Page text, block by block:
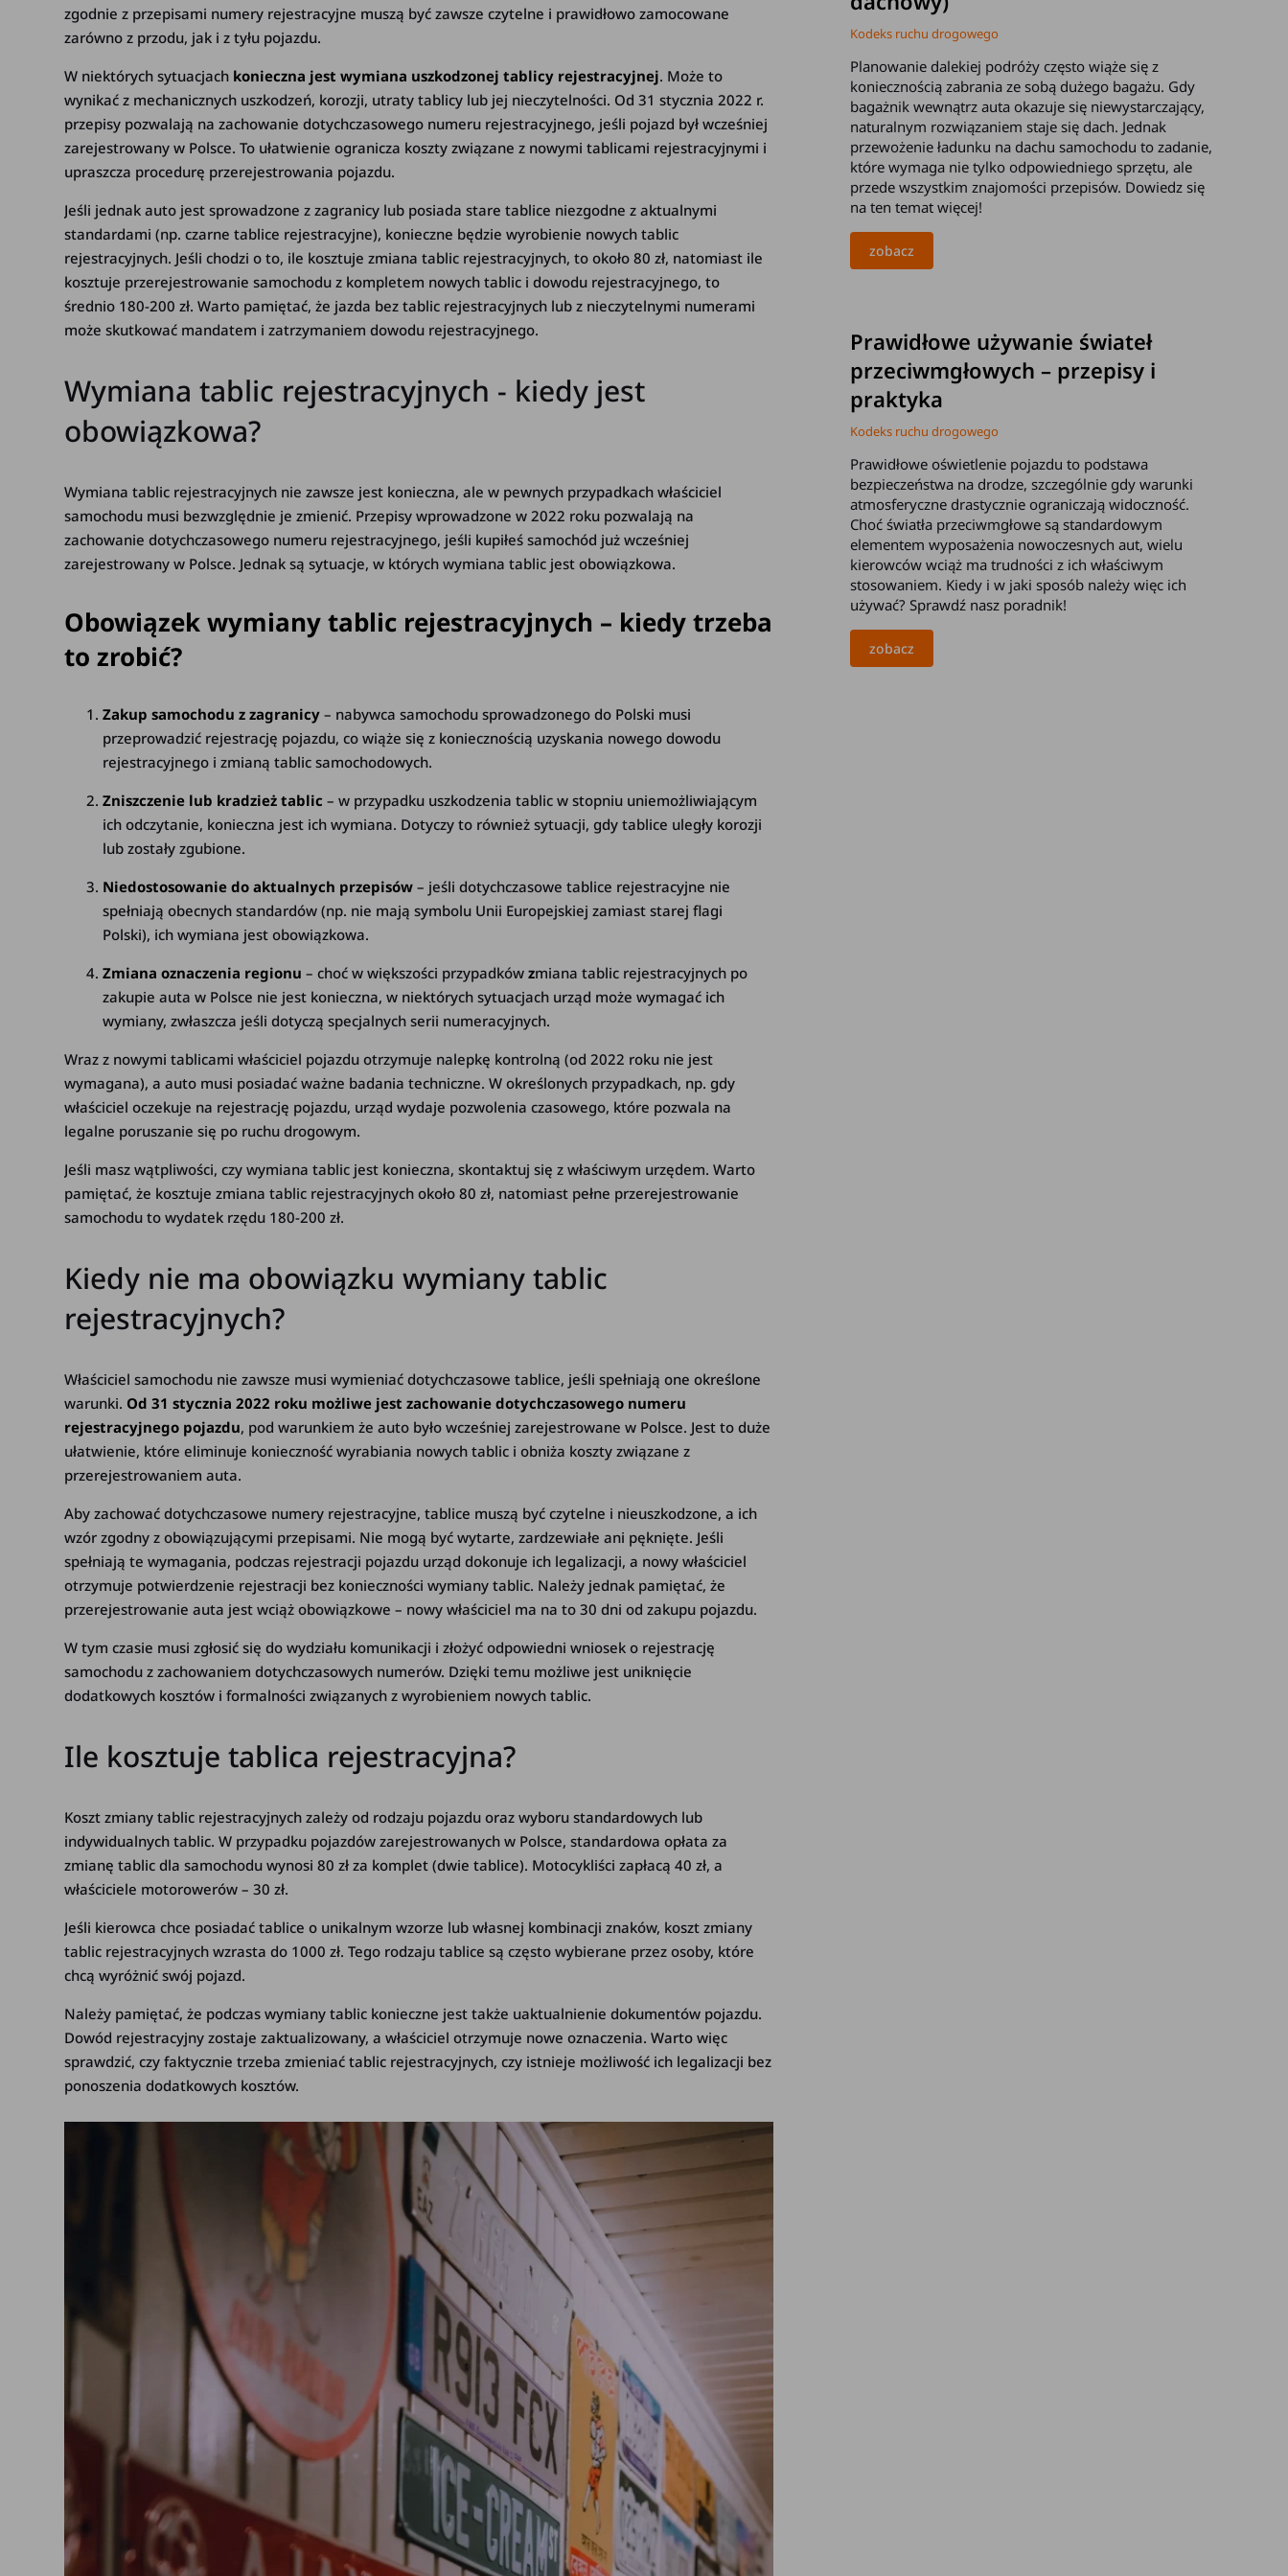
zgodnie z przepisami numery rejestracyjne muszą być zawsze czytelne i prawidłowo zamocowane
zarówno z przodu, jak i z tyłu pojazdu.
W niektórych sytuacjach konieczna jest wymiana uszkodzonej tablicy rejestracyjnej. Może to
wynikać z mechanicznych uszkodzeń, korozji, utraty tablicy lub jej nieczytelności. Od 31 stycznia 2022 r.
przepisy pozwalają na zachowanie dotychczasowego numeru rejestracyjnego, jeśli pojazd był wcześniej
zarejestrowany w Polsce. To ułatwienie ogranicza koszty związane z nowymi tablicami rejestracyjnymi i
upraszcza procedurę przerejestrowania pojazdu.
Jeśli jednak auto jest sprowadzone z zagranicy lub posiada stare tablice niezgodne z aktualnymi
standardami (np. czarne tablice rejestracyjne), konieczne będzie wyrobienie nowych tablic
rejestracyjnych. Jeśli chodzi o to, ile kosztuje zmiana tablic rejestracyjnych, to około 80 zł, natomiast ile
kosztuje przerejestrowanie samochodu z kompletem nowych tablic i dowodu rejestracyjnego, to
średnio 180-200 zł. Warto pamiętać, że jazda bez tablic rejestracyjnych lub z nieczytelnymi numerami
może skutkować mandatem i zatrzymaniem dowodu rejestracyjnego.
Wymiana tablic rejestracyjnych - kiedy jest
obowiązkowa?
Wymiana tablic rejestracyjnych nie zawsze jest konieczna, ale w pewnych przypadkach właściciel
samochodu musi bezwzględnie je zmienić. Przepisy wprowadzone w 2022 roku pozwalają na
zachowanie dotychczasowego numeru rejestracyjnego, jeśli kupiłeś samochód już wcześniej
zarejestrowany w Polsce. Jednak są sytuacje, w których wymiana tablic jest obowiązkowa.
Obowiązek wymiany tablic rejestracyjnych – kiedy trzeba
to zrobić?
Zakup samochodu z zagranicy – nabywca samochodu sprowadzonego do Polski musi
przeprowadzić rejestrację pojazdu, co wiąże się z koniecznością uzyskania nowego dowodu
rejestracyjnego i zmianą tablic samochodowych.
Zniszczenie lub kradzież tablic – w przypadku uszkodzenia tablic w stopniu uniemożliwiającym
ich odczytanie, konieczna jest ich wymiana. Dotyczy to również sytuacji, gdy tablice uległy korozji
lub zostały zgubione.
Niedostosowanie do aktualnych przepisów – jeśli dotychczasowe tablice rejestracyjne nie
spełniają obecnych standardów (np. nie mają symbolu Unii Europejskiej zamiast starej flagi
Polski), ich wymiana jest obowiązkowa.
Zmiana oznaczenia regionu – choć w większości przypadkówzmiana tablic rejestracyjnych po
zakupie auta w Polsce nie jest konieczna, w niektórych sytuacjach urząd może wymagać ich
wymiany, zwłaszcza jeśli dotyczą specjalnych serii numeracyjnych.
Wraz z nowymi tablicami właściciel pojazdu otrzymuje nalepkę kontrolną (od 2022 roku nie jest
wymagana), a auto musi posiadać ważne badania techniczne. W określonych przypadkach, np. gdy
właściciel oczekuje na rejestrację pojazdu, urząd wydaje pozwolenia czasowego, które pozwala na
legalne poruszanie się po ruchu drogowym.
Jeśli masz wątpliwości, czy wymiana tablic jest konieczna, skontaktuj się z właściwym urzędem. Warto
pamiętać, że kosztuje zmiana tablic rejestracyjnych około 80 zł, natomiast pełne przerejestrowanie
samochodu to wydatek rzędu 180-200 zł.
Kiedy nie ma obowiązku wymiany tablic
rejestracyjnych?
Właściciel samochodu nie zawsze musi wymieniać dotychczasowe tablice, jeśli spełniają one określone
warunki. Od 31 stycznia 2022 roku możliwe jest zachowanie dotychczasowego numeru
rejestracyjnego pojazdu, pod warunkiem że auto było wcześniej zarejestrowane w Polsce. Jest to duże
ułatwienie, które eliminuje konieczność wyrabiania nowych tablic i obniża koszty związane z
przerejestrowaniem auta.
Aby zachować dotychczasowe numery rejestracyjne, tablice muszą być czytelne i nieuszkodzone, a ich
wzór zgodny z obowiązującymi przepisami. Nie mogą być wytarte, zardzewiałe ani pęknięte. Jeśli
spełniają te wymagania, podczas rejestracji pojazdu urząd dokonuje ich legalizacji, a nowy właściciel
otrzymuje potwierdzenie rejestracji bez konieczności wymiany tablic. Należy jednak pamiętać, że
przerejestrowanie auta jest wciąż obowiązkowe – nowy właściciel ma na to 30 dni od zakupu pojazdu.
W tym czasie musi zgłosić się do wydziału komunikacji i złożyć odpowiedni wniosek o rejestrację
samochodu z zachowaniem dotychczasowych numerów. Dzięki temu możliwe jest uniknięcie
dodatkowych kosztów i formalności związanych z wyrobieniem nowych tablic.
Ile kosztuje tablica rejestracyjna?
Koszt zmiany tablic rejestracyjnych zależy od rodzaju pojazdu oraz wyboru standardowych lub
indywidualnych tablic. W przypadku pojazdów zarejestrowanych w Polsce, standardowa opłata za
zmianę tablic dla samochodu wynosi 80 zł za komplet (dwie tablice). Motocykliści zapłacą 40 zł, a
właściciele motorowerów – 30 zł.
Jeśli kierowca chce posiadać tablice o unikalnym wzorze lub własnej kombinacji znaków, koszt zmiany
tablic rejestracyjnych wzrasta do 1000 zł. Tego rodzaju tablice są często wybierane przez osoby, które
chcą wyróżnić swój pojazd.
Należy pamiętać, że podczas wymiany tablic konieczne jest także uaktualnienie dokumentów pojazdu.
Dowód rejestracyjny zostaje zaktualizowany, a właściciel otrzymuje nowe oznaczenia. Warto więc
sprawdzić, czy faktycznie trzeba zmieniać tablic rejestracyjnych, czy istnieje możliwość ich legalizacji bez
ponoszenia dodatkowych kosztów.
Kodeks ruchu drogowego
Planowanie dalekiej podróży często wiąże się z
koniecznością zabrania ze sobą dużego bagażu. Gdy
bagażnik wewnątrz auta okazuje się niewystarczający,
naturalnym rozwiązaniem staje się dach. Jednak
przewożenie ładunku na dachu samochodu to zadanie,
które wymaga nie tylko odpowiedniego sprzętu, ale
przede wszystkim znajomości przepisów. Dowiedz się
na ten temat więcej!
zobacz
Prawidłowe używanie świateł
przeciwmgłowych – przepisy i
praktyka
Kodeks ruchu drogowego
Prawidłowe oświetlenie pojazdu to podstawa
bezpieczeństwa na drodze, szczególnie gdy warunki
atmosferyczne drastycznie ograniczają widoczność.
Choć światła przeciwmgłowe są standardowym
elementem wyposażenia nowoczesnych aut, wielu
kierowców wciąż ma trudności z ich właściwym
stosowaniem. Kiedy i w jaki sposób należy więc ich
używać? Sprawdź nasz poradnik!
zobacz